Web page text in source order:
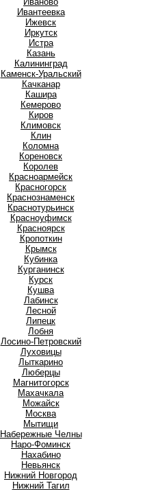
Ивантеевка
Ижевск
Иркутск
Истра
Казань
Калининград
Каменск-Уральский
Качканар
Кашира
Кемерово
Киров
Климовск
Клин
Коломна
Кореновск
Королев
Красноармейск
Красногорск
Краснознаменск
Краснотурьинск
Красноуфимск
Красноярск
Кропоткин
Крымск
Кубинка
Курганинск
Курск
Кушва
Лабинск
Лесной
Липецк
Лобня
Лосино-Петровский
Луховицы
Лыткарино
Люберцы
Магнитогорск
Махачкала
Можайск
Москва
Мытищи
Набережные Челны
Наро-Фоминск
Нахабино
Невьянск
Нижний Новгород
Нижний Тагил